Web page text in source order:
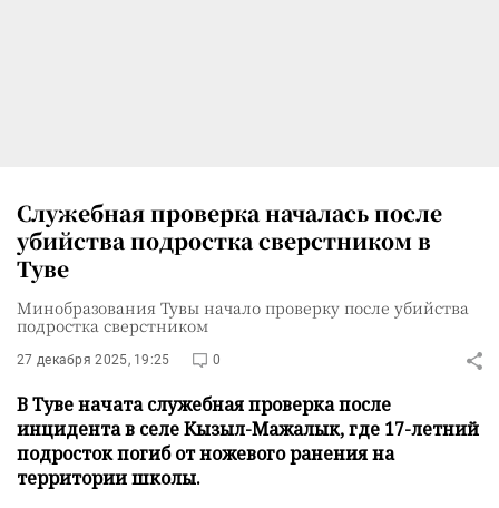
Служебная проверка началась после
убийства подростка сверстником в
Туве
Минобразования Тувы начало проверку после убийства
подростка сверстником
27 декабря 2025, 19:25 0
В Туве начата служебная проверка после
инцидента в селе Кызыл-Мажалык, где 17-летний
подросток погиб от ножевого ранения на
территории школы.